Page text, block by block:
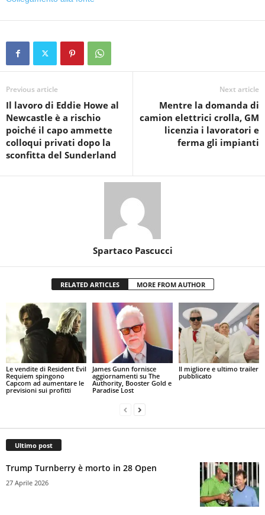
Previous article
Il lavoro di Eddie Howe al
Newcastle è a rischio
poiché il capo ammette
colloqui privati ​​dopo la
sconfitta del Sunderland
Next article
Mentre la domanda di
camion elettrici crolla, GM
licenzia i lavoratori e
ferma gli impianti
Spartaco Pascucci
RELATED ARTICLES MORE FROM AUTHOR
Le vendite di Resident Evil
Requiem spingono
Capcom ad aumentare le
previsioni sui profitti
James Gunn fornisce
aggiornamenti su The
Authority, Booster Gold e
Paradise Lost
Il migliore e ultimo trailer
pubblicato
Ultimo post
Trump Turnberry è morto in 28 Open
27 Aprile 2026